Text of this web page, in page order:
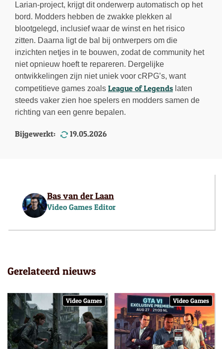
Larian-project, krijgt dit onderwerp automatisch op het
bord. Modders hebben de zwakke plekken al
blootgelegd, inclusief waar de winst en het risico
zitten. Daarna ligt de bal bij ontwerpers om die
inzichten netjes in te bouwen, zodat de community het
niet opnieuw hoeft te repareren. Dergelijke
ontwikkelingen zijn niet uniek voor cRPG’s, want
competitieve games zoals League of Legends laten
steeds vaker zien hoe spelers en modders samen de
richting van een genre bepalen.
Bijgewerkt: 19.05.2026
Bas van der Laan
Video Games Editor
Gerelateerd nieuws
Video Games Video Games